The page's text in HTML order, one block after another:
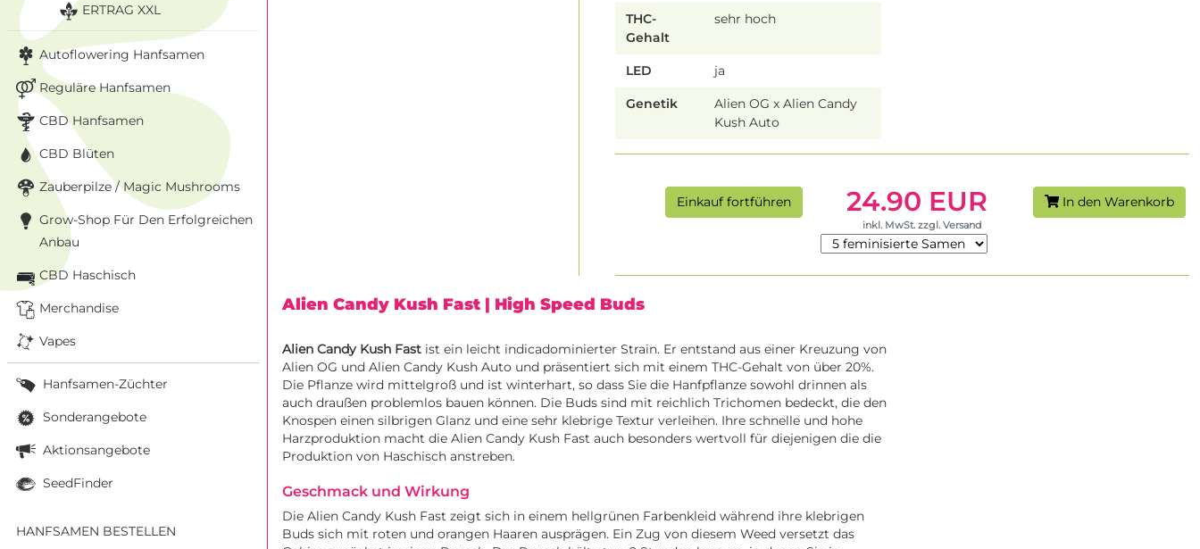
THC-
Gehalt
sehr hoch
LED ja
Genetik
Alien OG x Alien Candy
Kush Auto
Einkauf fortführen 24.90 EUR
inkl. MwSt. zzgl. Versand
In den Warenkorb
Alien Candy Kush Fast | High Speed Buds
Alien Candy Kush Fast ist ein leicht indicadominierter Strain. Er entstand aus einer Kreuzung von
Alien OG und Alien Candy Kush Auto und präsentiert sich mit einem THC-Gehalt von über 20%.
Die Pflanze wird mittelgroß und ist winterhart, so dass Sie die Hanfpflanze sowohl drinnen als
auch draußen problemlos bauen können. Die Buds sind mit reichlich Trichomen bedeckt, die den
Knospen einen silbrigen Glanz und eine sehr klebrige Textur verleihen. Ihre schnelle und hohe
Harzproduktion macht die Alien Candy Kush Fast auch besonders wertvoll für diejenigen die die
Produktion von Haschisch anstreben.
Geschmack und Wirkung
Die Alien Candy Kush Fast zeigt sich in einem hellgrünen Farbenkleid während ihre klebrigen
Buds sich mit roten und orangen Haaren ausprägen. Ein Zug von diesem Weed versetzt das
ERTRAG XXL
Autoflowering Hanfsamen
Reguläre Hanfsamen
CBD Hanfsamen
CBD Blüten
Zauberpilze / Magic Mushrooms
Grow-Shop Für Den Erfolgreichen
Anbau
CBD Haschisch
Merchandise
Vapes
Hanfsamen-Züchter
Sonderangebote
Aktionsangebote
SeedFinder
HANFSAMEN BESTELLEN